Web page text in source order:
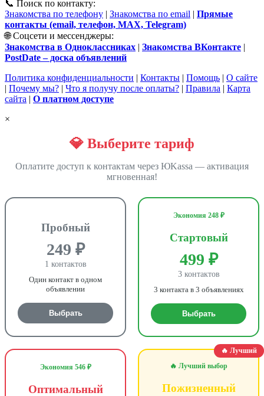
📞 Поиск по контакту:
Знакомства по телефону | Знакомства по email | Прямые
контакты (email, телефон, MAX, Telegram)
🌐 Соцсети и мессенджеры:
Знакомства в Одноклассниках | Знакомства ВКонтакте |
PostDate – доска объявлений
Политика конфиденциальности | Контакты | Помощь | О сайте
| Почему мы? | Что я получу после оплаты? | Правила | Карта
сайта | О платном доступе
×
💎 Выберите тариф
Оплатите доступ к контактам через ЮKassa — активация
мгновенная!
Пробный
249 ₽
1 контактов
Один контакт в одном
объявлении
Выбрать
Экономия 248 ₽
Стартовый
499 ₽
3 контактов
3 контакта в 3 объявлениях
Выбрать
Экономия 546 ₽
Оптимальный
🔥 Лучший
🔥 Лучший выбор
Пожизненный